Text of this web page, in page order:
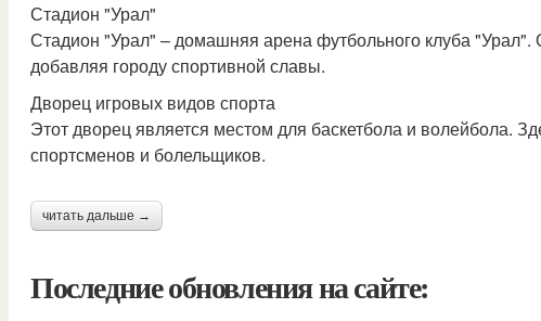
Стадион "Урал"
Стадион "Урал" – домашняя арена футбольного клуба
добавляя городу спортивной славы.
Дворец игровых видов спорта
Этот дворец является местом для баскетбола и волейбола.
спортсменов и болельщиков.
читать дальше →
Последние обновления на сайте: